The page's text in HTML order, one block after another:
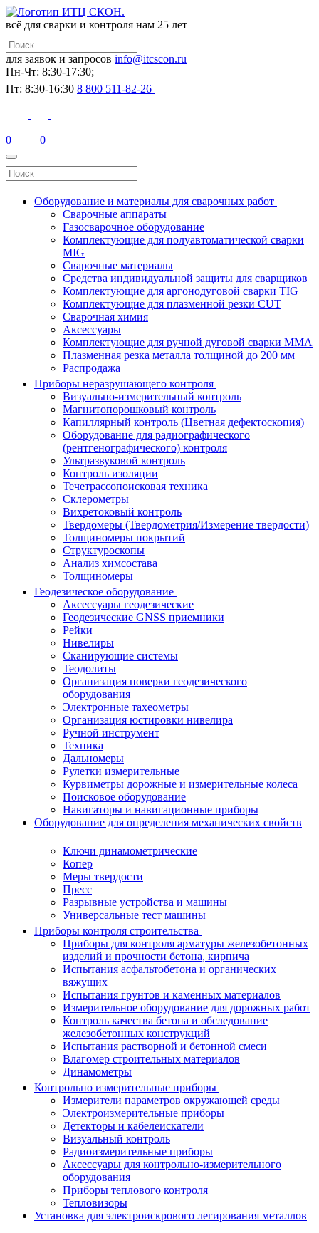
всё для сварки и контроля нам 25 лет
для заявок и запросов info@itcscon.ru
Пн-Чт: 8:30-17:30;
Пт: 8:30-16:30 8 800 511-82-26
0 0
Оборудование и материалы для сварочных работ
Сварочные аппараты
Газосварочное оборудование
Комплектующие для полуавтоматической сварки
MIG
Сварочные материалы
Средства индивидуальной защиты для сварщиков
Комплектующие для аргонодуговой сварки TIG
Комплектующие для плазменной резки CUT
Сварочная химия
Аксессуары
Комплектующие для ручной дуговой сварки MMA
Плазменная резка металла толщиной до 200 мм
Распродажа
Приборы неразрушающего контроля
Визуально-измерительный контроль
Магнитопорошковый контроль
Капиллярный контроль (Цветная дефектоскопия)
Оборудование для радиографического
(рентгенографического) контроля
Ультразвуковой контроль
Контроль изоляции
Течетрассопоисковая техника
Склерометры
Вихретоковый контроль
Твердомеры (Твердометрия/Измерение твердости)
Толщиномеры покрытий
Структуроскопы
Анализ химсостава
Толщиномеры
Геодезическое оборудование
Аксессуары геодезические
Геодезические GNSS приемники
Рейки
Нивелиры
Сканирующие системы
Теодолиты
Организация поверки геодезического
оборудования
Электронные тахеометры
Организация юстировки нивелира
Ручной инструмент
Техника
Дальномеры
Рулетки измерительные
Курвиметры дорожные и измерительные колеса
Поисковое оборудование
Навигаторы и навигационные приборы
Оборудование для определения механических свойств
Ключи динамометрические
Копер
Меры твердости
Пресс
Разрывные устройства и машины
Универсальные тест машины
Приборы контроля строительства
Приборы для контроля арматуры железобетонных
изделий и прочности бетона, кирпича
Испытания асфальтобетона и органических
вяжущих
Испытания грунтов и каменных материалов
Измерительное оборудование для дорожных работ
Контроль качества бетона и обследование
железобетонных конструкций
Испытания растворной и бетонной смеси
Влагомер строительных материалов
Динамометры
Контрольно измерительные приборы
Измерители параметров окружающей среды
Электроизмерительные приборы
Детекторы и кабелеискатели
Визуальный контроль
Радиоизмерительные приборы
Аксессуары для контрольно-измерительного
оборудования
Приборы теплового контроля
Тепловизоры
Установка для электроискрового легирования металлов